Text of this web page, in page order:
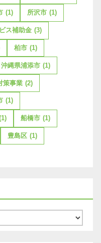
(1) 所沢市 (1)
ス補助金 (3)
柏市 (1)
沖縄県浦添市 (1)
策事業 (2)
(1)
船橋市 (1)
豊島区 (1)